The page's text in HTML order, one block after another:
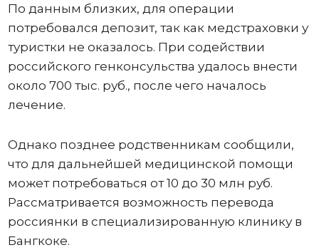
По данным близких, для операции
потребовался депозит, так как медстраховки у
туристки не оказалось. При содействии
российского генконсульства удалось внести
около 700 тыс. руб., после чего началось
лечение.
Однако позднее родственникам сообщили,
что для дальнейшей медицинской помощи
может потребоваться от 10 до 30 млн руб.
Рассматривается возможность перевода
россиянки в специализированную клинику в
Бангкоке.